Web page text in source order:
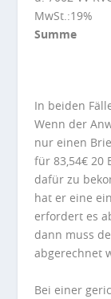
MwSt.:19%
Summe
In beiden
Wenn der
nur einen
für 83,54€ 20
dafür zu
hat er eine
erfordert es
dann muss
abgerechnet
Bei einer